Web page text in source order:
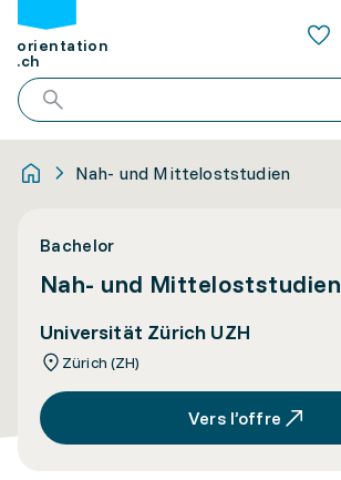
orientation
.ch
Nah- und Mitteloststudien
Bachelor
Nah- und Mitteloststudien
Universität Zürich UZH
Zürich (ZH)
Vers l’offre